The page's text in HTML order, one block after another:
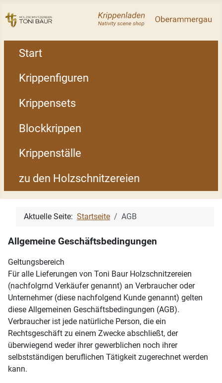
Start
Krippenfiguren
Krippensets
Blockkrippen
Krippenställe
zu den Holzschnitzereien
Aktuelle Seite: Startseite AGB
Allgemeine Geschäftsbedingungen
Geltungsbereich
Für alle Lieferungen von Toni Baur Holzschnitzereien
(nachfolgrnd Verkäufer genannt) an Verbraucher oder
Unternehmer (diese nachfolgend Kunde genannt) gelten
diese Allgemeinen Geschäftsbedingungen (AGB).
Verbraucher ist jede natürliche Person, die ein
Rechtsgeschäft zu einem Zwecke abschließt, der
überwiegend weder ihrer gewerblichen noch ihrer
selbstständigen beruflichen Tätigkeit zugerechnet werden
kann.